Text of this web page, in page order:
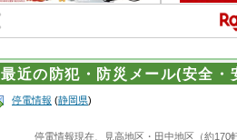
最近の防犯・防災メール(安全・
停電情報 (静岡県)
停電情報現在、見高地区・田中地区（約170